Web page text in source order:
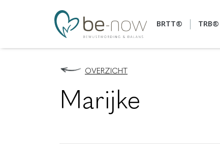
BRTT® TRB®
OVERZICHT
Marijke